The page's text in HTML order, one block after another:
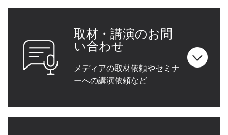
取材・講演のお問
い合わせ
メディアの取材依頼やセミナ
ーへの講演依頼など